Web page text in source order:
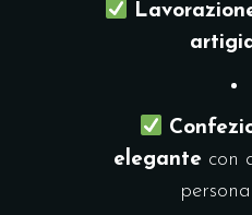
elegante con